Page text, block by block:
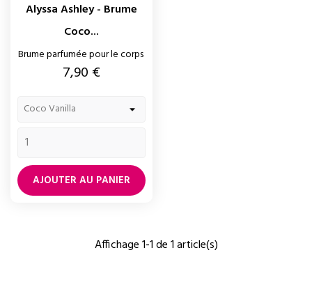
Alyssa Ashley - Brume
Coco...
Brume parfumée pour le corps
Prix
7,90 €
AJOUTER AU PANIER
Affichage 1-1 de 1 article(s)